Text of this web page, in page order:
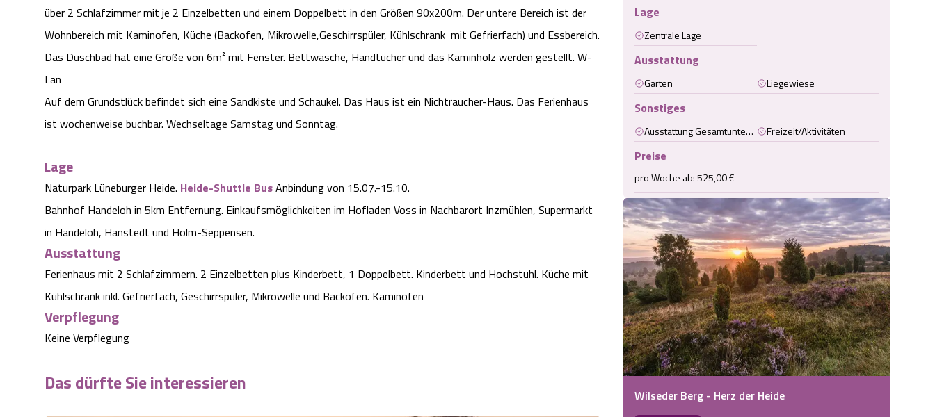
über 2 Schlafzimmer mit je 2 Einzelbetten und einem Doppelbett in den Größen 90x200m. Der untere Bereich ist der
Wohnbereich mit Kaminofen, Küche (Backofen, Mikrowelle,Geschirrspüler, Kühlschrank mit Gefrierfach) und Essbereich.
Das Duschbad hat eine Größe von 6m² mit Fenster. Bettwäsche, Handtücher und das Kaminholz werden gestellt. W-
Lan
Auf dem Grundstlück befindet sich eine Sandkiste und Schaukel. Das Haus ist ein Nichtraucher-Haus. Das Ferienhaus
ist wochenweise buchbar. Wechseltage Samstag und Sonntag.
Lage
Naturpark Lüneburger Heide. Heide-Shuttle BusAnbindung von 15.07.-15.10.
Bahnhof Handeloh in 5km Entfernung. Einkaufsmöglichkeiten im Hofladen Voss in Nachbarort Inzmühlen, Supermarkt
in Handeloh, Hanstedt und Holm-Seppensen.
Ausstattung
Ferienhaus mit 2 Schlafzimmern. 2 Einzelbetten plus Kinderbett, 1 Doppelbett. Kinderbett und Hochstuhl. Küche mit
Kühlschrank inkl. Gefrierfach, Geschirrspüler, Mikrowelle und Backofen. Kaminofen
Verpflegung
Keine Verpflegung
Das dürfte Sie interessieren
Lage
Zentrale Lage
Ausstattung
Garten Liegewiese
Sonstiges
Ausstattung Gesamtunterkunft Freizeit/Aktivitäten
Preise
pro Woche ab: 525,00 €
Wilseder Berg - Herz der Heide